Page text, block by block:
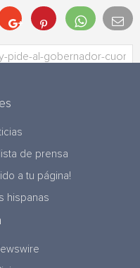
de prensa
a tu página!
hispanas